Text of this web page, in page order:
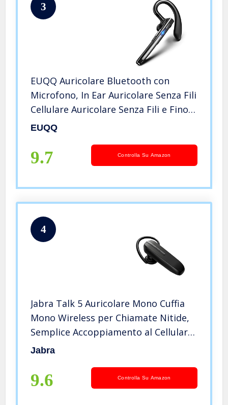
3
EUQQ Auricolare Bluetooth con
Microfono, In Ear Auricolare Senza Fili
Cellulare Auricolare Senza Fili e Fino a
10 Ore di Conversazione per con
custodia di ricarica)
EUQQ
9.7 Controlla Su Amazon
4
Jabra Talk 5 Auricolare Mono Cuffia
Mono Wireless per Chiamate Nitide,
Semplice Accoppiamento al Cellulare,
Batteria di Lunga Durata, fino a 11
Jabra
9.6 Controlla Su Amazon